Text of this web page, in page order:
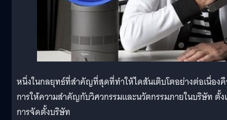
หนึ่งในกลยุทธ์ที่สำคัญที่สุดที่ทำให้ไดสันเติบโตอย่างต่อเนื่อง
การให้ความสำคัญกับวิศวกรรมและนวัตกรรมภายในบริษัท ตั้
การจัดตั้งบริษัท